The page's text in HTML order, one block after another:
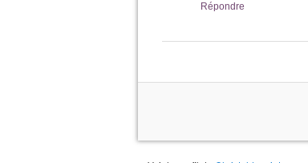
Répondre